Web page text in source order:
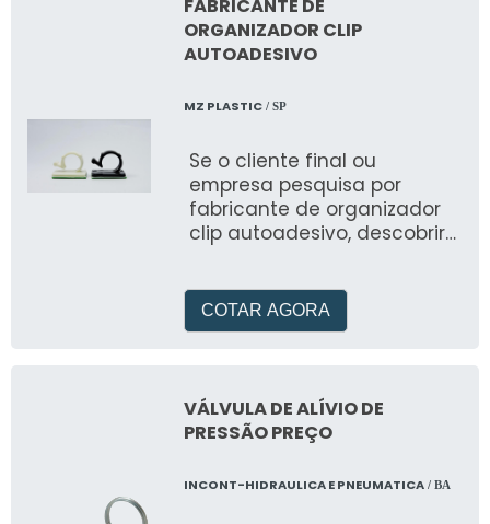
FABRICANTE DE
ORGANIZADOR CLIP
AUTOADESIVO
MZ PLASTIC/ SP
Se o cliente final ou
empresa pesquisa por
fabricante de organizador
clip autoadesivo, descobrirá
COTAR AGORA
VÁLVULA DE ALÍVIO DE
PRESSÃO PREÇO
INCONT-HIDRAULICA E PNEUMATICA/ BA